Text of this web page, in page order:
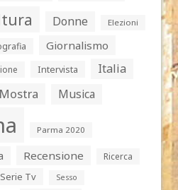
Donne Elezioni
Giornalismo
Intervista Italia
Mostra Musica
Parma 2020
Recensione
Ricerca
Serie Tv Sesso